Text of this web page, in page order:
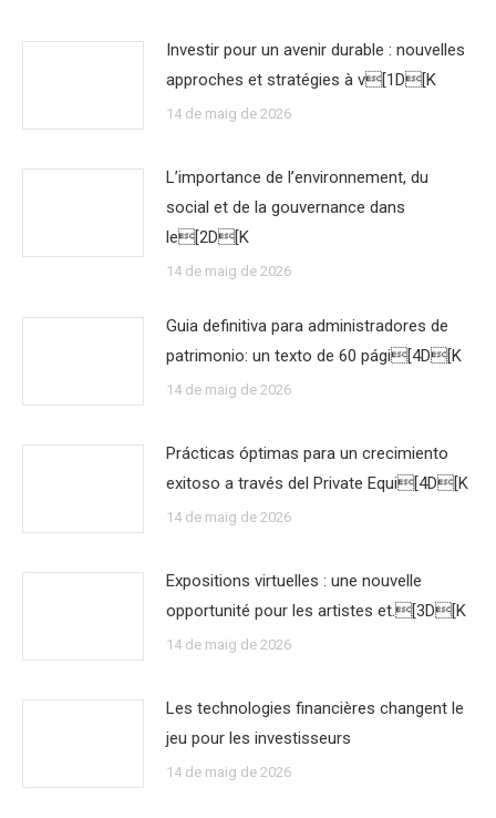
Investir pour un avenir durable : nouvelles
approches et stratégies à v[1D[K
14 de maig de 2026
L’importance de l’environnement, du
social et de la gouvernance dans
le[2D[K
14 de maig de 2026
Guia definitiva para administradores de
patrimonio: un texto de 60 pági[4D[K
14 de maig de 2026
Prácticas óptimas para un crecimiento
exitoso a través del Private Equi[4D[K
14 de maig de 2026
Expositions virtuelles : une nouvelle
opportunité pour les artistes et.[3D[K
14 de maig de 2026
Les technologies financières changent le
jeu pour les investisseurs
14 de maig de 2026